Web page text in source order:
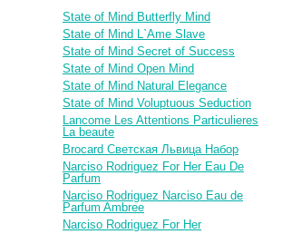
State of Mind Butterfly Mind
State of Mind L`Ame Slave
State of Mind Secret of Success
State of Mind Open Mind
State of Mind Natural Elegance
State of Mind Voluptuous Seduction
Lancome Les Attentions Particulieres
La beaute
Brocard Светская Львица Набор
Narciso Rodriguez For Her Eau De
Parfum
Narciso Rodriguez Narciso Eau de
Parfum Ambree
Narciso Rodriguez For Her